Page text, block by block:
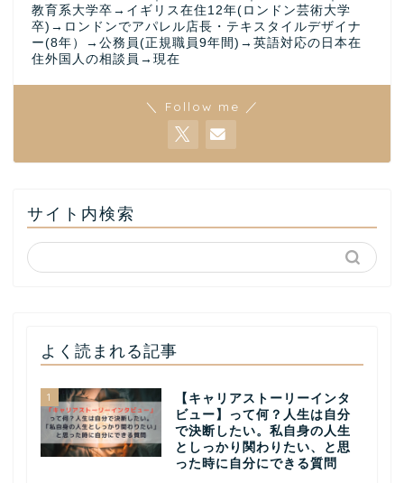
教育系大学卒→イギリス在住12年(ロンドン芸術大学
卒)→ロンドンでアパレル店長・テキスタイルデザイナ
ー(8年）→公務員(正規職員9年間)→英語対応の日本在
住外国人の相談員→現在
＼ Follow me ／
サイト内検索
よく読まれる記事
1
【キャリアストーリーインタ
ビュー】って何？人生は自分
で決断したい。私自身の人生
としっかり関わりたい、と思
った時に自分にできる質問